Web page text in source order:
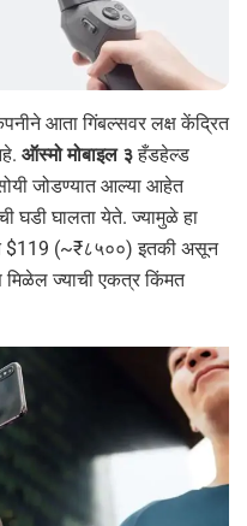
कंपनीने आता गिंबल्सवर लक्ष केंद्रित
ऑस्मो मोबाइल ३हँडहेल्ड
जोडण्यात आल्या आहेत
घडी घालता येते. ज्यामुळे हा
$119 (~₹८५००) इतकी असून
ज्याची एकत्र किंमत